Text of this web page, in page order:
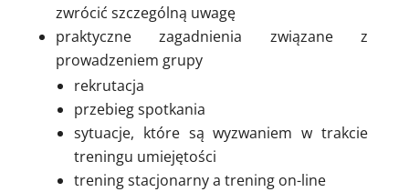
zwrócić szczególną uwagę
praktyczne zagadnienia związane z
prowadzeniem grupy
rekrutacja
przebieg spotkania
sytuacje, które są wyzwaniem w trakcie
treningu umiejętości
trening stacjonarny a trening on-line